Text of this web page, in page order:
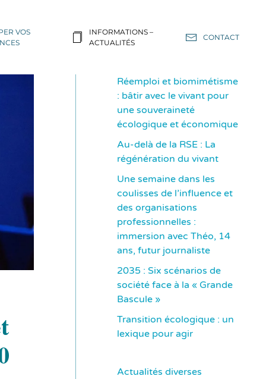
VOS
INFORMATIONS –
ACTUALITÉS
CONTACT
Réemploi et biomimétisme
: bâtir avec le vivant pour
une souveraineté
écologique et économique
Au-delà de la RSE : La
régénération du vivant
Une semaine dans les
coulisses de l’influence et
des organisations
professionnelles :
immersion avec Théo, 14
ans, futur journaliste
2035 : Six scénarios de
société face à la « Grande
Bascule »
Transition écologique : un
lexique pour agir
Actualités diverses